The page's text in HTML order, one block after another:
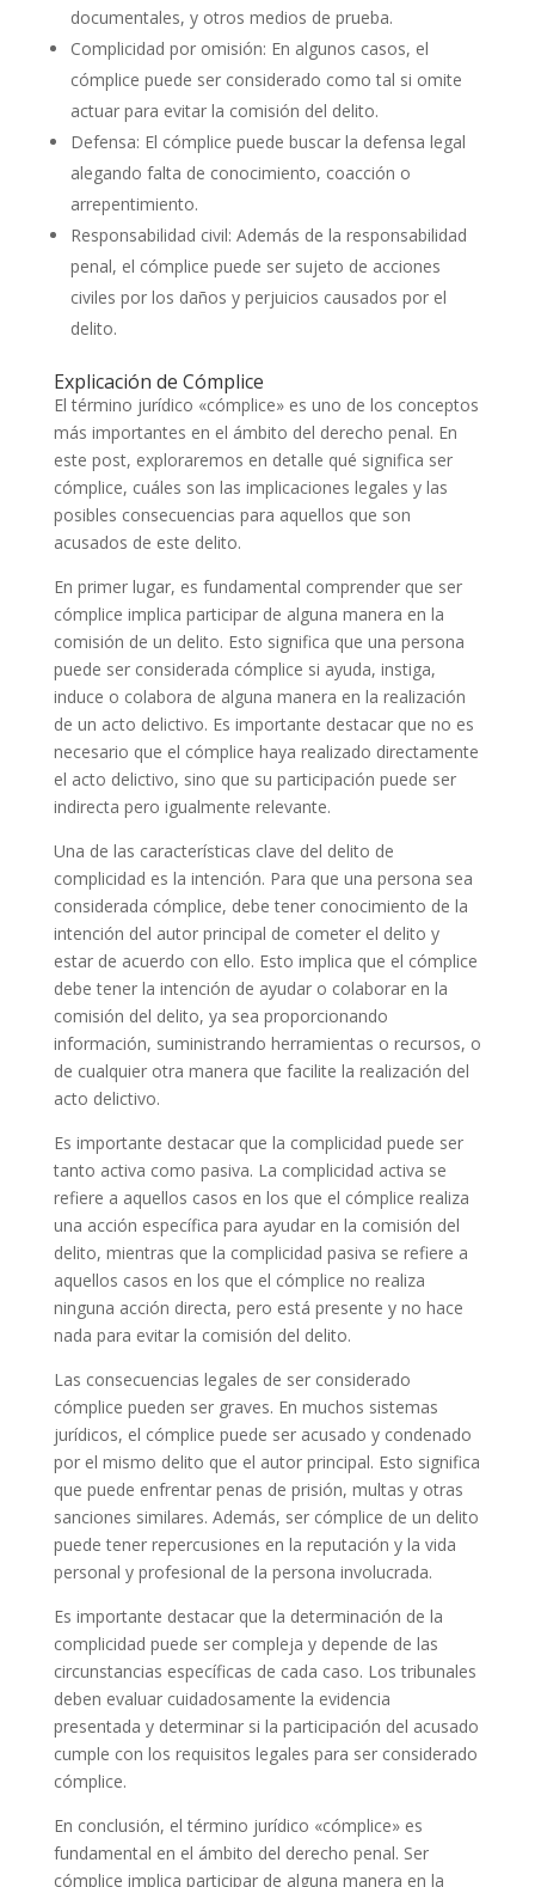
documentales, y otros medios de prueba.
Complicidad por omisión: En algunos casos, el
cómplice puede ser considerado como tal si omite
actuar para evitar la comisión del delito.
Defensa: El cómplice puede buscar la defensa legal
alegando falta de conocimiento, coacción o
arrepentimiento.
Responsabilidad civil: Además de la responsabilidad
penal, el cómplice puede ser sujeto de acciones
civiles por los daños y perjuicios causados por el
delito.
Explicación de Cómplice
El término jurídico «cómplice» es uno de los conceptos
más importantes en el ámbito del derecho penal. En
este post, exploraremos en detalle qué significa ser
cómplice, cuáles son las implicaciones legales y las
posibles consecuencias para aquellos que son
acusados de este delito.
En primer lugar, es fundamental comprender que ser
cómplice implica participar de alguna manera en la
comisión de un delito. Esto significa que una persona
puede ser considerada cómplice si ayuda, instiga,
induce o colabora de alguna manera en la realización
de un acto delictivo. Es importante destacar que no es
necesario que el cómplice haya realizado directamente
el acto delictivo, sino que su participación puede ser
indirecta pero igualmente relevante.
Una de las características clave del delito de
complicidad es la intención. Para que una persona sea
considerada cómplice, debe tener conocimiento de la
intención del autor principal de cometer el delito y
estar de acuerdo con ello. Esto implica que el cómplice
debe tener la intención de ayudar o colaborar en la
comisión del delito, ya sea proporcionando
información, suministrando herramientas o recursos, o
de cualquier otra manera que facilite la realización del
acto delictivo.
Es importante destacar que la complicidad puede ser
tanto activa como pasiva. La complicidad activa se
refiere a aquellos casos en los que el cómplice realiza
una acción específica para ayudar en la comisión del
delito, mientras que la complicidad pasiva se refiere a
aquellos casos en los que el cómplice no realiza
ninguna acción directa, pero está presente y no hace
nada para evitar la comisión del delito.
Las consecuencias legales de ser considerado
cómplice pueden ser graves. En muchos sistemas
jurídicos, el cómplice puede ser acusado y condenado
por el mismo delito que el autor principal. Esto significa
que puede enfrentar penas de prisión, multas y otras
sanciones similares. Además, ser cómplice de un delito
puede tener repercusiones en la reputación y la vida
personal y profesional de la persona involucrada.
Es importante destacar que la determinación de la
complicidad puede ser compleja y depende de las
circunstancias específicas de cada caso. Los tribunales
deben evaluar cuidadosamente la evidencia
presentada y determinar si la participación del acusado
cumple con los requisitos legales para ser considerado
cómplice.
En conclusión, el término jurídico «cómplice» es
fundamental en el ámbito del derecho penal. Ser
cómplice implica participar de alguna manera en la